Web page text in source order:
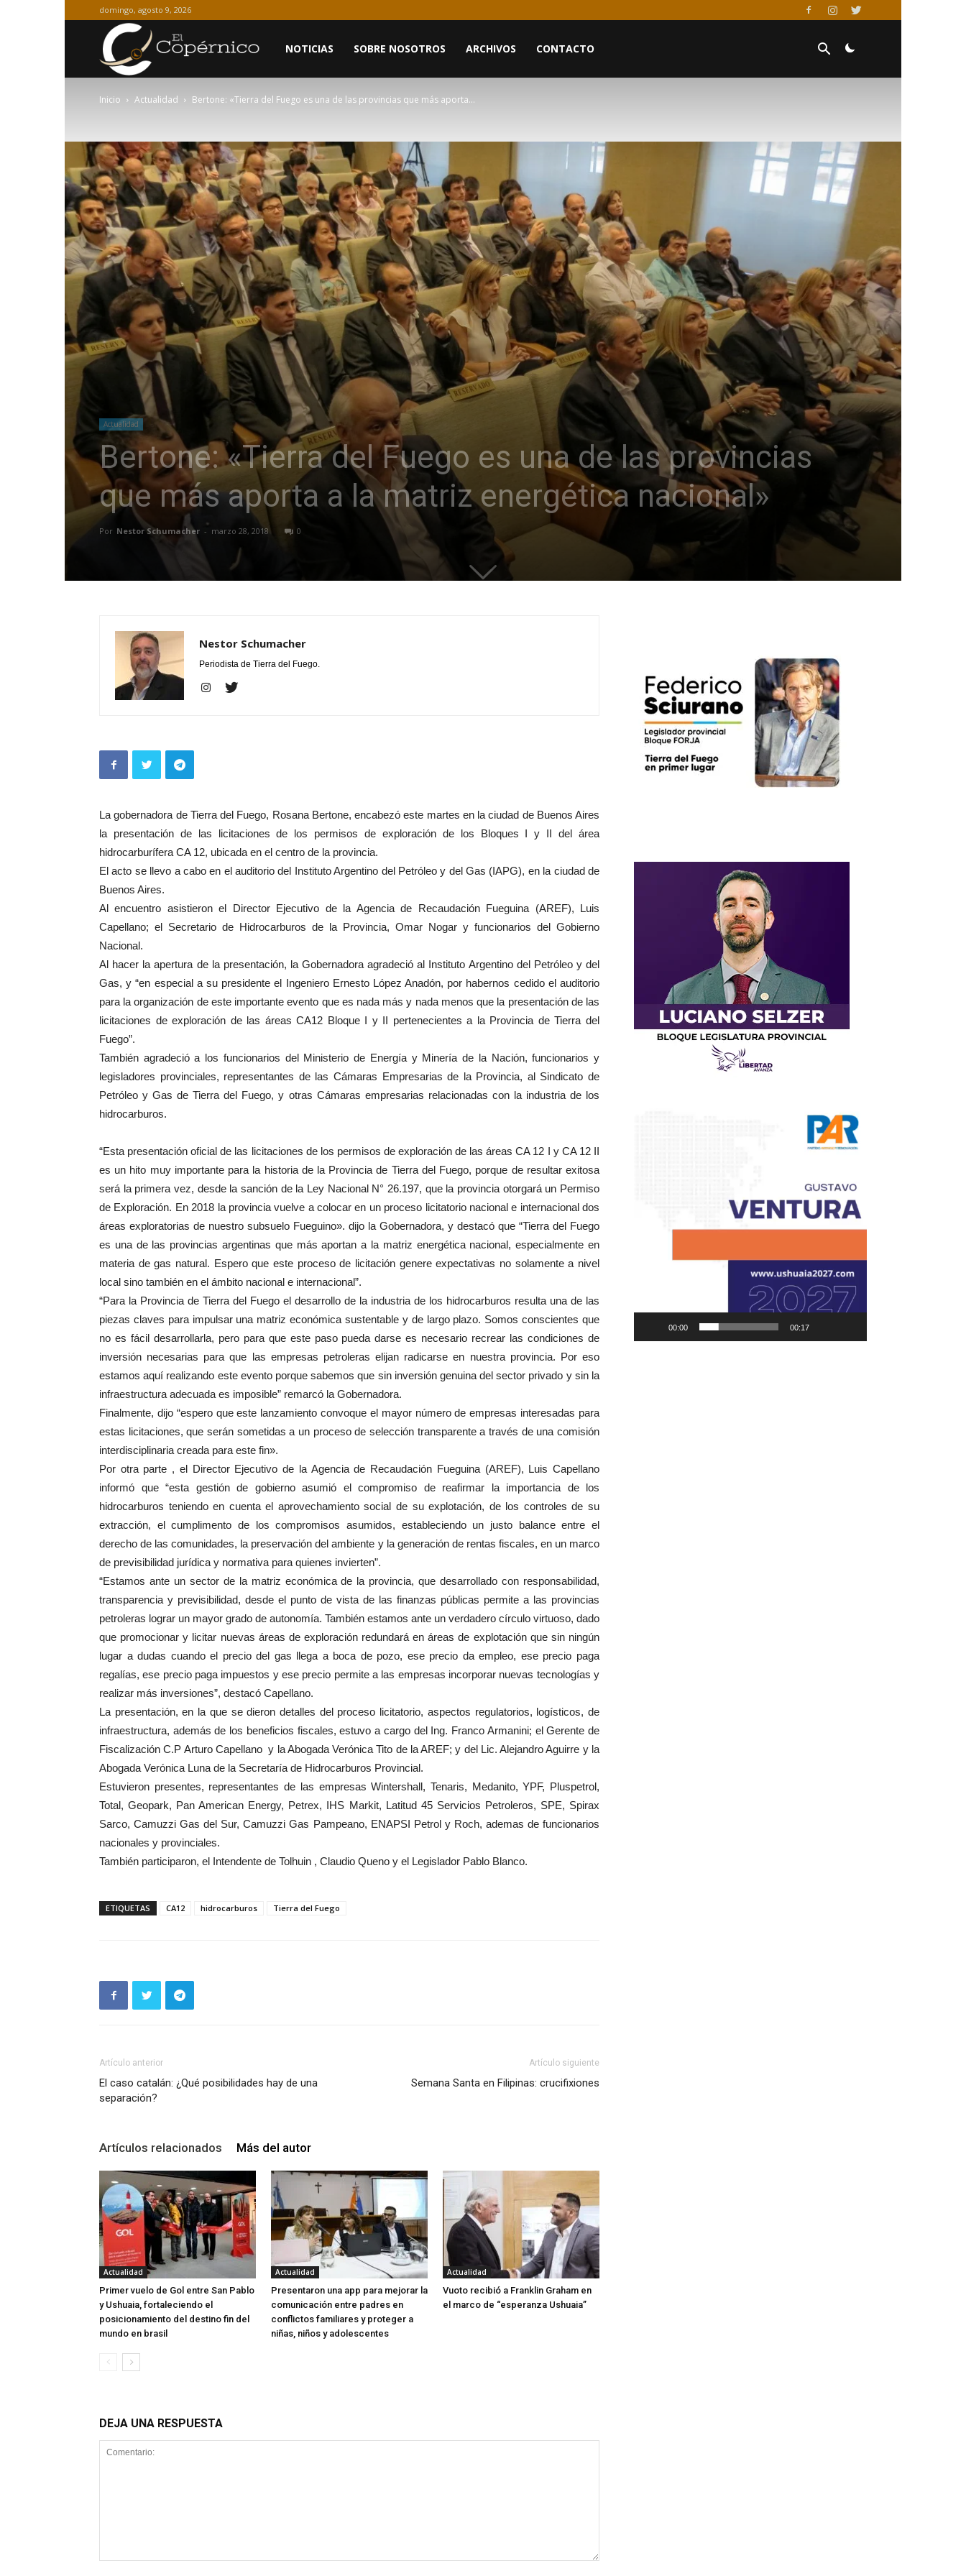
domingo, agosto 9, 2026
Copérnico
NOTICIAS SOBRE NOSOTROS ARCHIVOS CONTACTO
Inicio Actualidad Bertone: «Tierra del Fuego es una de las provincias que más aporta...
Actualidad
Bertone: «Tierra del Fuego es una de las provincias
que más aporta a la matriz energética nacional»
Por Nestor Schumacher - marzo 28, 2018 0
Nestor Schumacher
Periodista de Tierra del Fuego.
La gobernadora de Tierra del Fuego, Rosana Bertone, encabezó este martes en la ciudad de Buenos Aires
la presentación de las licitaciones de los permisos de exploración de los Bloques I y II del área
hidrocarburífera CA 12, ubicada en el centro de la provincia.
El acto se llevo a cabo en el auditorio del Instituto Argentino del Petróleo y del Gas (IAPG), en la ciudad de
Buenos Aires.
Al encuentro asistieron el Director Ejecutivo de la Agencia de Recaudación Fueguina (AREF), Luis
Capellano; el Secretario de Hidrocarburos de la Provincia, Omar Nogar y funcionarios del Gobierno
Nacional.
Al hacer la apertura de la presentación, la Gobernadora agradeció al Instituto Argentino del Petróleo y del
Gas, y “en especial a su presidente el Ingeniero Ernesto López Anadón, por habernos cedido el auditorio
para la organización de este importante evento que es nada más y nada menos que la presentación de las
licitaciones de exploración de las áreas CA12 Bloque I y II pertenecientes a la Provincia de Tierra del
Fuego”.
También agradeció a los funcionarios del Ministerio de Energía y Minería de la Nación, funcionarios y
legisladores provinciales, representantes de las Cámaras Empresarias de la Provincia, al Sindicato de
Petróleo y Gas de Tierra del Fuego, y otras Cámaras empresarias relacionadas con la industria de los
hidrocarburos.
“Esta presentación oficial de las licitaciones de los permisos de exploración de las áreas CA 12 I y CA 12 II
es un hito muy importante para la historia de la Provincia de Tierra del Fuego, porque de resultar exitosa
será la primera vez, desde la sanción de la Ley Nacional N° 26.197, que la provincia otorgará un Permiso
de Exploración. En 2018 la provincia vuelve a colocar en un proceso licitatorio nacional e internacional dos
áreas exploratorias de nuestro subsuelo Fueguino». dijo la Gobernadora, y destacó que “Tierra del Fuego
es una de las provincias argentinas que más aportan a la matriz energética nacional, especialmente en
materia de gas natural. Espero que este proceso de licitación genere expectativas no solamente a nivel
local sino también en el ámbito nacional e internacional”.
“Para la Provincia de Tierra del Fuego el desarrollo de la industria de los hidrocarburos resulta una de las
piezas claves para impulsar una matriz económica sustentable y de largo plazo. Somos conscientes que
no es fácil desarrollarla, pero para que este paso pueda darse es necesario recrear las condiciones de
inversión necesarias para que las empresas petroleras elijan radicarse en nuestra provincia. Por eso
estamos aquí realizando este evento porque sabemos que sin inversión genuina del sector privado y sin la
infraestructura adecuada es imposible” remarcó la Gobernadora.
Finalmente, dijo “espero que este lanzamiento convoque el mayor número de empresas interesadas para
estas licitaciones, que serán sometidas a un proceso de selección transparente a través de una comisión
interdisciplinaria creada para este fin».
Por otra parte , el Director Ejecutivo de la Agencia de Recaudación Fueguina (AREF), Luis Capellano
informó que “esta gestión de gobierno asumió el compromiso de reafirmar la importancia de los
hidrocarburos teniendo en cuenta el aprovechamiento social de su explotación, de los controles de su
extracción, el cumplimento de los compromisos asumidos, estableciendo un justo balance entre el
derecho de las comunidades, la preservación del ambiente y la generación de rentas fiscales, en un marco
de previsibilidad jurídica y normativa para quienes invierten”.
“Estamos ante un sector de la matriz económica de la provincia, que desarrollado con responsabilidad,
transparencia y previsibilidad, desde el punto de vista de las finanzas públicas permite a las provincias
petroleras lograr un mayor grado de autonomía. También estamos ante un verdadero círculo virtuoso, dado
que promocionar y licitar nuevas áreas de exploración redundará en áreas de explotación que sin ningún
lugar a dudas cuando el precio del gas llega a boca de pozo, ese precio da empleo, ese precio paga
regalías, ese precio paga impuestos y ese precio permite a las empresas incorporar nuevas tecnologías y
realizar más inversiones”, destacó Capellano.
La presentación, en la que se dieron detalles del proceso licitatorio, aspectos regulatorios, logísticos, de
infraestructura, además de los beneficios fiscales, estuvo a cargo del Ing. Franco Armanini; el Gerente de
Fiscalización C.P Arturo Capellano y la Abogada Verónica Tito de la AREF; y del Lic. Alejandro Aguirre y la
Abogada Verónica Luna de la Secretaría de Hidrocarburos Provincial.
Estuvieron presentes, representantes de las empresas Wintershall, Tenaris, Medanito, YPF, Pluspetrol,
Total, Geopark, Pan American Energy, Petrex, IHS Markit, Latitud 45 Servicios Petroleros, SPE, Spirax
Sarco, Camuzzi Gas del Sur, Camuzzi Gas Pampeano, ENAPSI Petrol y Roch, ademas de funcionarios
nacionales y provinciales.
También participaron, el Intendente de Tolhuin , Claudio Queno y el Legislador Pablo Blanco.
ETIQUETAS CA12 hidrocarburos Tierra del Fuego
Artículo anterior
El caso catalán: ¿Qué posibilidades hay de una
separación?
Artículo siguiente
Semana Santa en Filipinas: crucifixiones
Artículos relacionados Más del autor
Actualidad
Primer vuelo de Gol entre San Pablo
y Ushuaia, fortaleciendo el
posicionamiento del destino fin del
mundo en brasil
Actualidad
Presentaron una app para mejorar la
comunicación entre padres en
conflictos familiares y proteger a
niñas, niños y adolescentes
Actualidad
Vuoto recibió a Franklin Graham en
el marco de “esperanza Ushuaia”
DEJA UNA RESPUESTA
00:00 00:17